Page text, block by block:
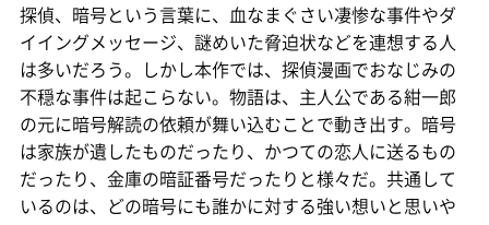
探偵、暗号という言葉に、血なまぐさい凄惨な事件やダ
イイングメッセージ、謎めいた脅迫状などを連想する人
は多いだろう。しかし本作では、探偵漫画でおなじみの
不穏な事件は起こらない。物語は、主人公である紺一郎
の元に暗号解読の依頼が舞い込むことで動き出す。暗号
は家族が遺したものだったり、かつての恋人に送るもの
だったり、金庫の暗証番号だったりと様々だ。共通して
いるのは、どの暗号にも誰かに対する強い想いと思いや